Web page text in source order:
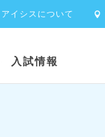
アイシスについて
入試情報